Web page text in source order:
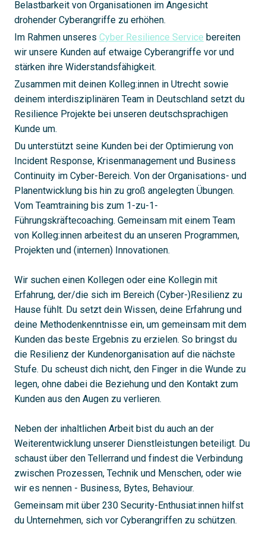
Belastbarkeit von Organisationen im Angesicht
drohender Cyberangriffe zu erhöhen.
Im Rahmen unseres Cyber Resilience Service bereiten
wir unsere Kunden auf etwaige Cyberangriffe vor und
stärken ihre Widerstandsfähigkeit.
Zusammen mit deinen Kolleg:innen in Utrecht sowie
deinem interdisziplinären Team in Deutschland setzt du
Resilience Projekte bei unseren deutschsprachigen
Kunde um.
Du unterstützt seine Kunden bei der Optimierung von
Incident Response, Krisenmanagement und Business
Continuity im Cyber-Bereich. Von der Organisations- und
Planentwicklung bis hin zu groß angelegten Übungen.
Vom Teamtraining bis zum 1-zu-1-
Führungskräftecoaching. Gemeinsam mit einem Team
von Kolleg:innen arbeitest du an unseren Programmen,
Projekten und (internen) Innovationen.
Wir suchen einen Kollegen oder eine Kollegin mit
Erfahrung, der/die sich im Bereich (Cyber-)Resilienz zu
Hause fühlt. Du setzt dein Wissen, deine Erfahrung und
deine Methodenkenntnisse ein, um gemeinsam mit dem
Kunden das beste Ergebnis zu erzielen. So bringst du
die Resilienz der Kundenorganisation auf die nächste
Stufe. Du scheust dich nicht, den Finger in die Wunde zu
legen, ohne dabei die Beziehung und den Kontakt zum
Kunden aus den Augen zu verlieren.
Neben der inhaltlichen Arbeit bist du auch an der
Weiterentwicklung unserer Dienstleistungen beteiligt. Du
schaust über den Tellerrand und findest die Verbindung
zwischen Prozessen, Technik und Menschen, oder wie
wir es nennen - Business, Bytes, Behaviour.
Gemeinsam mit über 230 Security-Enthusiat:innen hilfst
du Unternehmen, sich vor Cyberangriffen zu schützen.